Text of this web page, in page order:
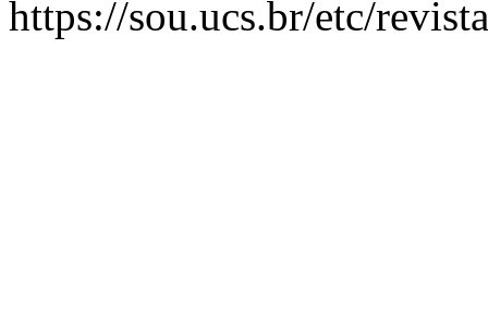
https://sou.ucs.br/etc/